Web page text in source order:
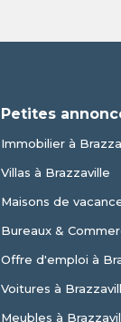
Petites
Immobilier à
Villas à Brazzaville
Maisons de
Bureaux &
Offre d'emploi à
Voitures à
Meubles à